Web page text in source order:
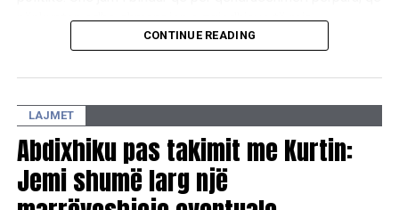
nënkupton edhe shmangien e zgjedhjeve të reja
parlamentare, që padyshim sikurse ato të mëhershmet do
dëmshme për buxhetin e shtetit dhe për ekonominë e
vendit, nuk është e mundur ndryshe përveçse pa
marrëveshje për çështjen e zgjedhjes së presidentit apo
presidentes së re”, tha ai.
Kurti sqaroi se mosarritja e një dakordësie për zgjedhjen e
kryetarit të shtetit çon pashmangshëm drejt shpërndarjes
CONTINUE READING
LAJMET
Abdixhiku pas takimit me Kurtin:
Jemi shumë larg një